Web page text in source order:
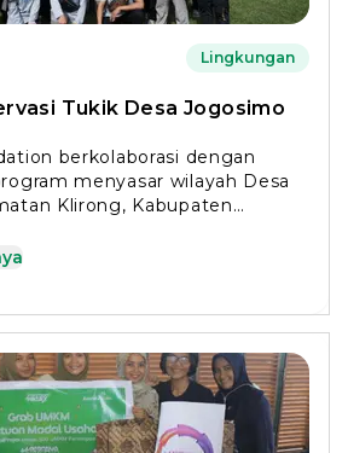
Lingkungan
Tukik Desa Jogosimo
berkolaborasi dengan
menyasar wilayah Desa
Klirong, Kabupaten